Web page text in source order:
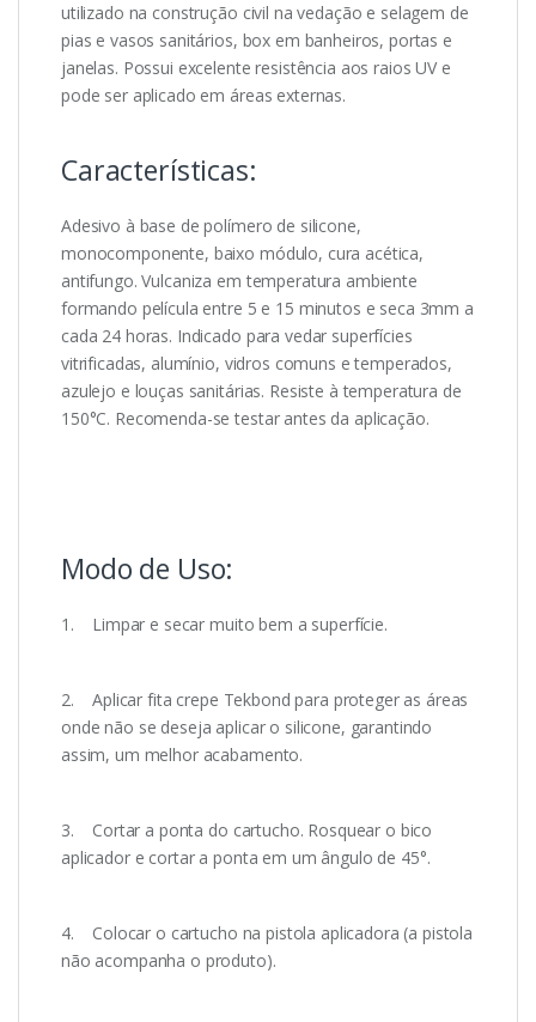
utilizado na construção civil na vedação e selagem de
pias e vasos sanitários, box em banheiros, portas e
janelas. Possui excelente resistência aos raios UV e
pode ser aplicado em áreas externas.
Características:
Adesivo à base de polímero de silicone,
monocomponente, baixo módulo, cura acética,
antifungo. Vulcaniza em temperatura ambiente
formando película entre 5 e 15 minutos e seca 3mm a
cada 24 horas. Indicado para vedar superfícies
vitrificadas, alumínio, vidros comuns e temperados,
azulejo e louças sanitárias. Resiste à temperatura de
150°C. Recomenda-se testar antes da aplicação.
Modo de Uso:
1. Limpar e secar muito bem a superfície.
2. Aplicar fita crepe Tekbond para proteger as áreas
onde não se deseja aplicar o silicone, garantindo
assim, um melhor acabamento.
3. Cortar a ponta do cartucho. Rosquear o bico
aplicador e cortar a ponta em um ângulo de 45°.
4. Colocar o cartucho na pistola aplicadora (a pistola
não acompanha o produto).